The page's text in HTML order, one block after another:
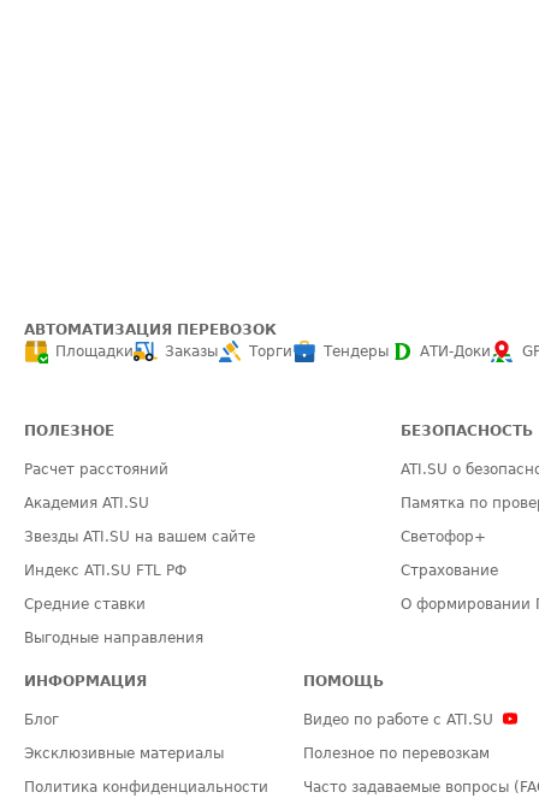
АВТОМАТИЗАЦИЯ ПЕРЕВОЗОК
Площадки
Заказы Торги Тендеры АТИ-Доки
ПОЛЕЗНОЕ
Расчет расстояний
Академия ATI.SU
Звезды ATI.SU на вашем сайте
Индекс ATI.SU FTL РФ
Средние ставки
Выгодные направления
БЕЗОПАСНОСТЬ
ATI.SU о
Памятка по
Светофор+
Страхование
О формировании
ИНФОРМАЦИЯ
Блог
Эксклюзивные материалы
Политика конфиденциальности
ПОМОЩЬ
Видео по работе с ATI.SU
Полезное по перевозкам
Часто задаваемые вопросы